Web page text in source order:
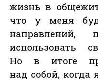
жизнь в
что у меня
направлений,
Но в итоге
над собой, когда